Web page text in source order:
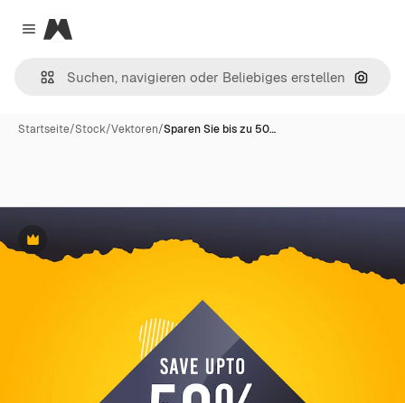
Close menu
Magnific
Nach
Startseite/Stock/Vektoren/Sparen Sie bis zu 50…
Premium